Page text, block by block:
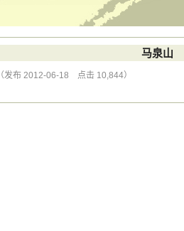
马泉山
（发布 2012-06-18 点击 10,844）